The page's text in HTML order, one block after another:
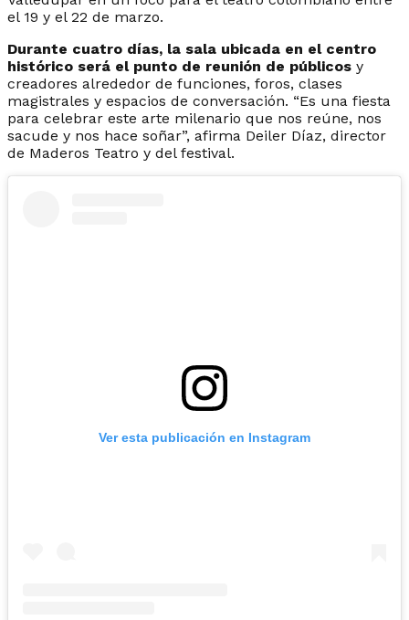
el 19 y el 22 de marzo.
Durante cuatro días, la sala ubicada en el centro
histórico será el punto de reunión de públicos y
creadores alrededor de funciones, foros, clases
magistrales y espacios de conversación. “Es una fiesta
para celebrar este arte milenario que nos reúne, nos
sacude y nos hace soñar”, afirma Deiler Díaz, director
de Maderos Teatro y del festival.​
Ver esta publicación en Instagram